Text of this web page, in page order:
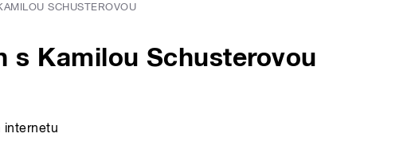
SCHUSTEROVOU
s Kamilou Schusterovou
internetu